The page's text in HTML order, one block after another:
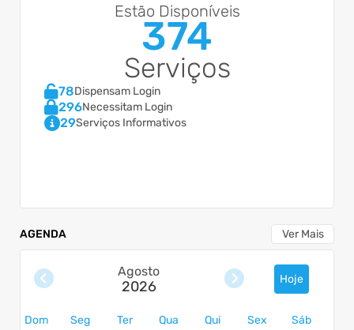
Estão Disponíveis
374
Serviços
78Dispensam Login
296Necessitam Login
29Serviços Informativos
AGENDA Ver Mais
Agosto
2026 Hoje
Dom Seg Ter Qua Qui Sex Sáb